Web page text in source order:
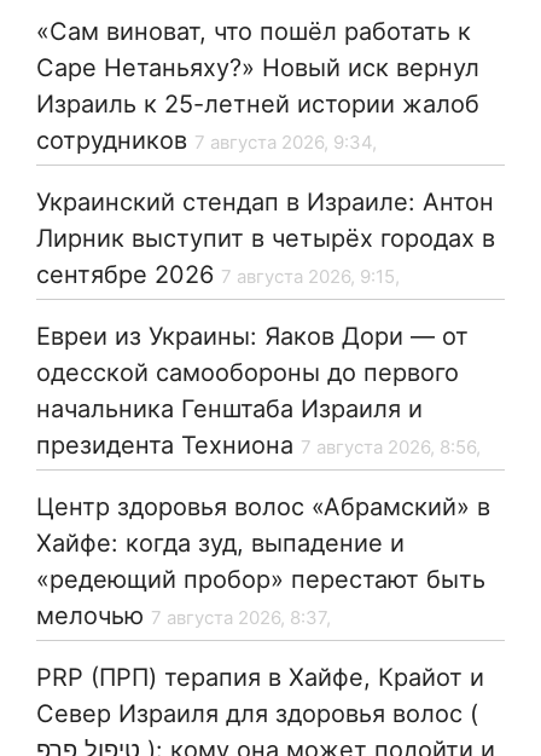
«Сам виноват, что пошёл работать к
Саре Нетаньяху?» Новый иск вернул
Израиль к 25-летней истории жалоб
сотрудников 7 августа 2026, 9:34,
Украинский стендап в Израиле: Антон
Лирник выступит в четырёх городах в
сентябре 2026 7 августа 2026, 9:15,
Евреи из Украины: Яаков Дори — от
одесской самообороны до первого
начальника Генштаба Израиля и
президента Техниона 7 августа 2026, 8:56,
Центр здоровья волос «Абрaмский» в
Хайфе: когда зуд, выпадение и
«редеющий пробор» перестают быть
мелочью 7 августа 2026, 8:37,
PRP (ПРП) терапия в Хайфе, Крайот и
Север Израиля для здоровья волос (
טיפול פרפ ): кому она может подойти и